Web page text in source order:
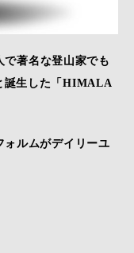
著名な登山家でも
誕生した「HIMALA
ォルムがデイリーユ